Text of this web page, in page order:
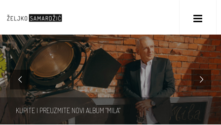
KUPITE I PREUZMITE NOVI ALBUM "MILA"